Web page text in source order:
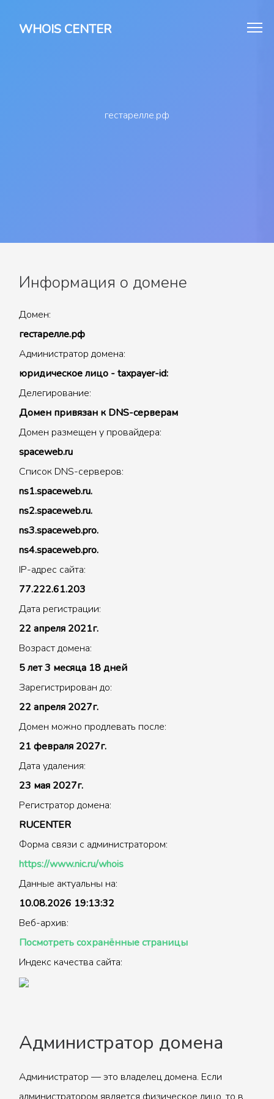
WHOIS CENTER
гестарелле.рф
Информация о домене
Домен:
гестарелле.рф
Администратор домена:
юридическое лицо - taxpayer-id:
Делегирование:
Домен привязан к DNS-серверам
Домен размещен у провайдера:
spaceweb.ru
Список DNS-серверов:
ns1.spaceweb.ru.
ns2.spaceweb.ru.
ns3.spaceweb.pro.
ns4.spaceweb.pro.
IP-адрес сайта:
77.222.61.203
Дата регистрации:
22 апреля 2021г.
Возраст домена:
5 лет 3 месяца 18 дней
Зарегистрирован до:
22 апреля 2027г.
Домен можно продлевать после:
21 февраля 2027г.
Дата удаления:
23 мая 2027г.
Регистратор домена:
RUCENTER
Форма связи с администратором:
https://www.nic.ru/whois
Данные актуальны на:
10.08.2026 19:13:32
Веб-архив:
Посмотреть сохранённые страницы
Индекс качества сайта:
Администратор домена
Администратор — это владелец домена. Если